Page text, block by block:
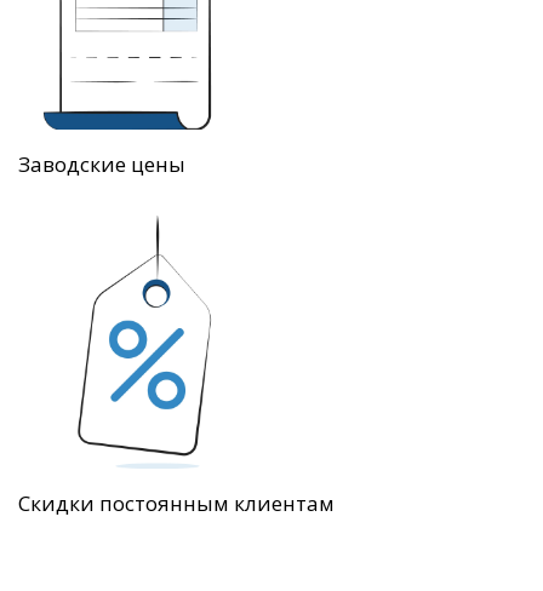
Заводские цены
Скидки постоянным клиентам